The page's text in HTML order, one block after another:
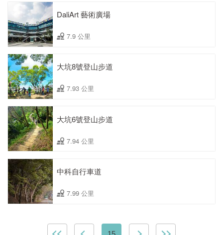
DaliArt 藝術廣場
7.9 公里
大坑8號登山步道
7.93 公里
大坑6號登山步道
7.94 公里
中科自行車道
7.99 公里